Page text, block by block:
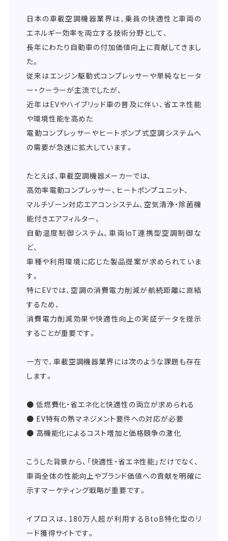
日本の車載空調機器業界は、乗員の快適性と車両の
エネルギー効率を両立する技術分野として、
長年にわたり自動車の付加価値向上に貢献してきまし
た。
従来はエンジン駆動式コンプレッサーや単純なヒータ
ー・クーラーが主流でしたが、
近年はEVやハイブリッド車の普及に伴い、省エネ性能
や環境性能を高めた
電動コンプレッサーやヒートポンプ式空調システムへ
の需要が急速に拡大しています。
たとえば、車載空調機器メーカーでは、
高効率電動コンプレッサー、ヒートポンプユニット、
マルチゾーン対応エアコンシステム、空気清浄・除菌機
能付きエアフィルター、
自動温度制御システム、車両IoT連携型空調制御な
ど、
車種や利用環境に応じた製品提案が求められていま
す。
特にEVでは、空調の消費電力削減が航続距離に直結
するため、
消費電力削減効果や快適性向上の実証データを提示
することが重要です。
一方で、車載空調機器業界には次のような課題も存在
します。
● 低燃費化・省エネ化と快適性の両立が求められる
● EV特有の熱マネジメント要件への対応が必要
● 高機能化によるコスト増加と価格競争の激化
こうした背景から、「快適性・省エネ性能」だけでなく、
車両全体の性能向上やブランド価値への貢献を明確に
示すマーケティング戦略が重要です。
イプロスは、180万人超が利用するBtoB特化型のリ
ード獲得サイトです。